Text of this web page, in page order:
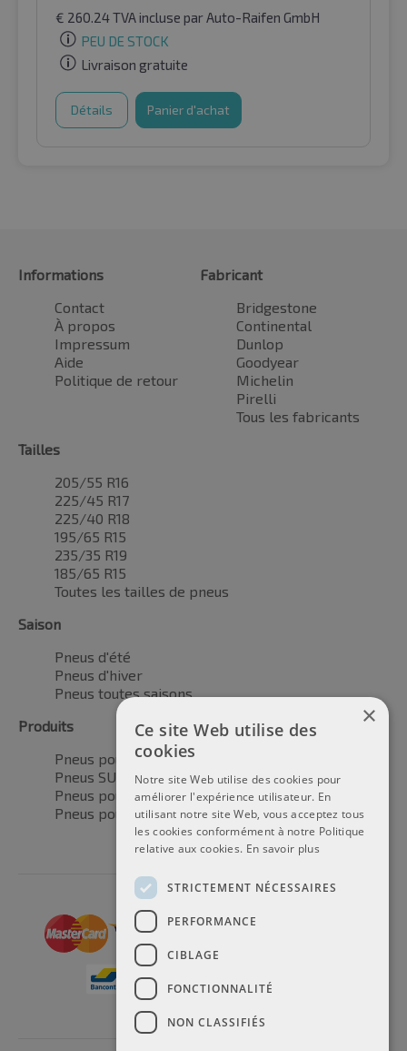
€ 260.24TVA incluse par Auto-Raifen GmbH
PEU DE STOCK
Livraison gratuite
Détails Panier d'achat
Informations
Contact
À propos
Impressum
Aide
Politique de retour
Fabricant
Bridgestone
Continental
Dunlop
Goodyear
Michelin
Pirelli
Tous les fabricants
Tailles
205/55 R16
225/45 R17
225/40 R18
195/65 R15
235/35 R19
185/65 R15
Toutes les tailles de pneus
Saison
Pneus d'été
Pneus d'hiver
Pneus toutes saisons
Produits
Pneus pour voitures
Pneus SUV / 4x4
Pneus pour camionnettes
Pneus pour motos
×
Ce site Web utilise des
cookies
Notre site Web utilise des cookies pour
améliorer l'expérience utilisateur. En
utilisant notre site Web, vous acceptez tous
les cookies conformément à notre Politique
relative aux cookies. En savoir plus
STRICTEMENT NÉCESSAIRES
PERFORMANCE
CIBLAGE
FONCTIONNALITÉ
NON CLASSIFIÉS